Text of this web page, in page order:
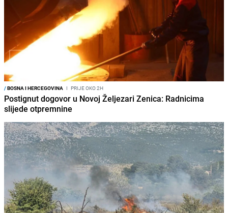
/BOSNA I HERCEGOVINA I PRIJE OKO 2H
Postignut dogovor u Novoj Željezari Zenica: Radnicima
slijede otpremnine